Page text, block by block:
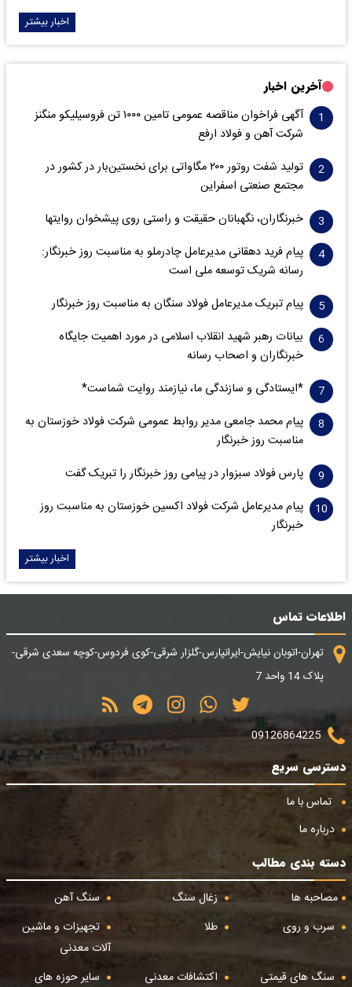
اخبار بیشتر
آخرین اخبار
آگهی فراخوان مناقصه عمومی تامین ۱۰۰۰ تن فروسیلیکو منگنز
شرکت آهن و فولاد ارفع
تولید شفت روتور ۲۰۰ مگاواتی برای نخستین‌بار در کشور در
مجتمع صنعتی اسفراین
خبرنگاران، نگهبانان حقیقت و راستی روی پیشخوان روایت­ها
پیام فرید دهقانی مدیرعامل چادرملو به مناسبت روز خبرنگار:
رسانه شریک توسعه ملی است
پیام تبریک مدیرعامل فولاد سنگان به مناسبت روز خبرنگار
بیانات رهبر شهید انقلاب اسلامی در مورد اهمیت جایگاه
خبرنگاران و اصحاب رسانه
*ایستادگی و سازندگی ما، نیازمند روایت شماست*
پیام محمد جامعی مدیر روابط عمومی شرکت فولاد خوزستان به
مناسبت روز خبرنگار
پارس فولاد سبزوار در پیامی روز خبرنگار را تبریک گفت
پیام مدیرعامل شرکت فولاد اکسین خوزستان به مناسبت روز
خبرنگار
اخبار بیشتر
اطلاعات تماس
تهران-اتوبان نیایش-ایرانپارس-گلزار شرقی-کوی فردوس-کوچه سعدی شرقی-
پلاک 14 واحد 7
09126864225
دسترسی سریع
تماس با ما
درباره ما
دسته بندی مطالب
مصاحبه ها
زغال سنگ
سنگ آهن
سرب و روی
طلا
تجهیزات و ماشین
آلات معدنی
سنگ های قیمتی
اکتشافات معدنی سایر حوزه های